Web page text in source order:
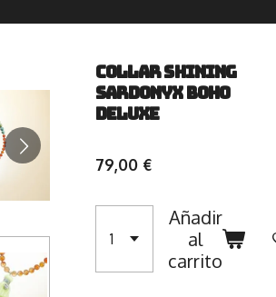
Collar Shining
Sardonyx Boho
Deluxe
79,00 €
Añadir
al
carrito